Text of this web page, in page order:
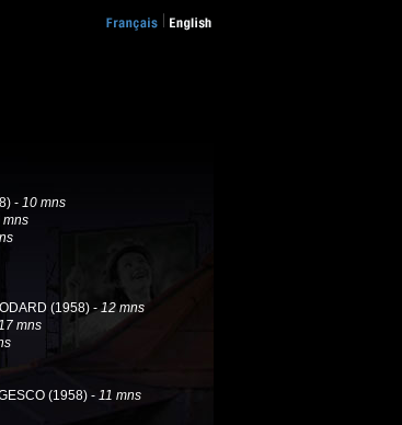
- 10 mns
mns
(1958) -12 mns
mns
(1958) - 11 mns